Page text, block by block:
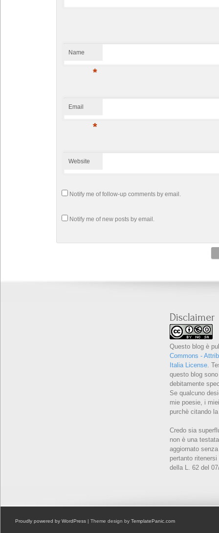
Name
*
Email
*
Website
Notify me of follow-up comments by email.
Notify me of new posts by email.
Disclaimer
Questo blog è
Commons -
Italia License.
questo blog
debitamente
Se qualcuno
mie poesie, i
purchè citando
Credo sia
non è una
aggiornato
pertanto
della L. 62 del
Proudly powered by WordPress | Theme design by TemplatePanic.com